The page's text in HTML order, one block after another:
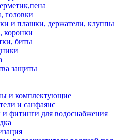
головки
и плашки, держатели, клуппы
коронки
биты
защиты
и комплектующие
и санфаянс
фитинги для водоснабжения